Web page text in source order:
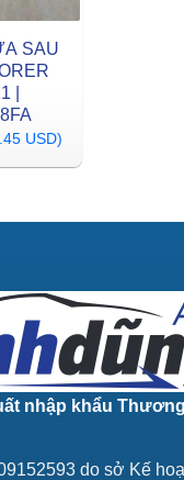
SAU
|
USD)
nhập khẩu
do sở Kế